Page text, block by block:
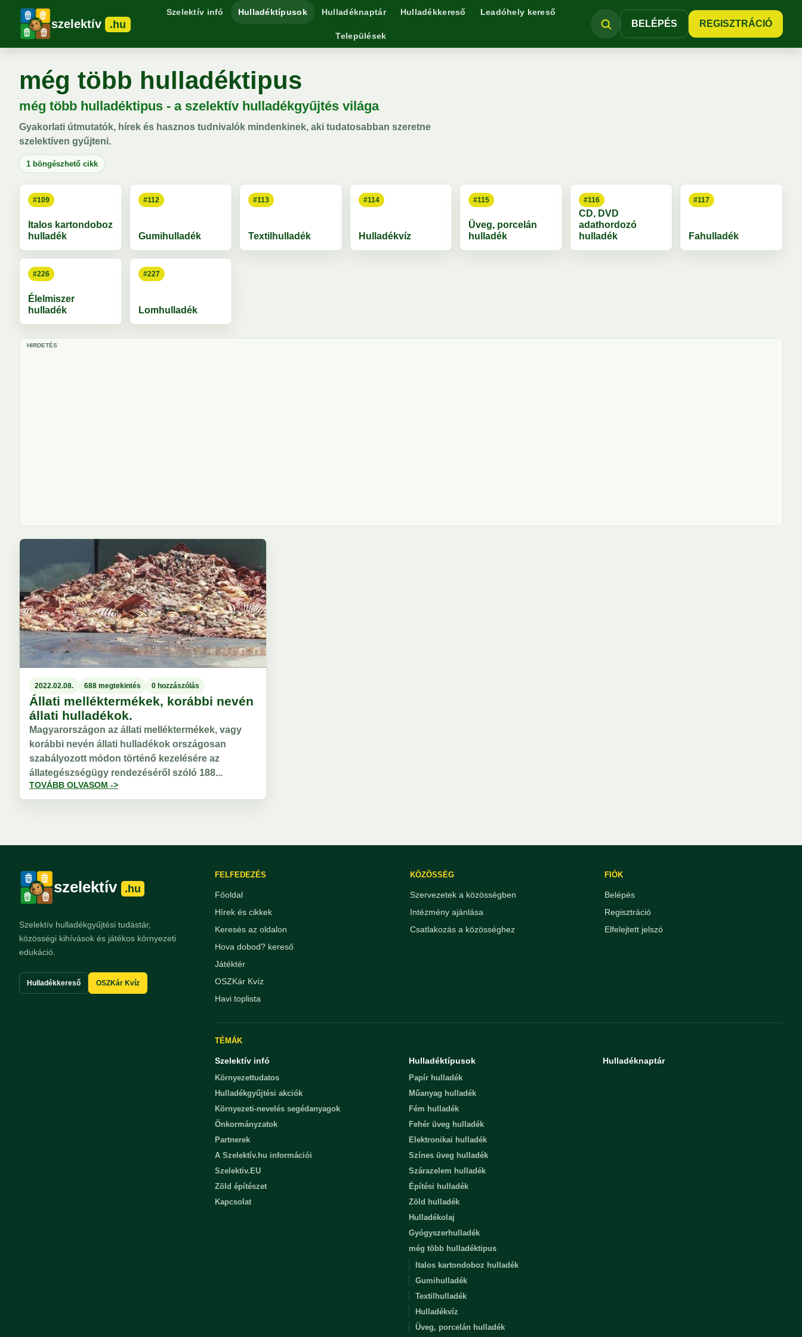
szelektív .hu
Szelektív infó Hulladéktípusok Hulladéknaptár Hulladékkereső Leadóhely kereső
Települések
BELÉPÉS REGISZTRÁCIÓ
még több hulladéktipus
még több hulladéktipus - a szelektív hulladékgyűjtés világa
Gyakorlati útmutatók, hírek és hasznos tudnivalók mindenkinek, aki tudatosabban szeretne
szelektíven gyűjteni.
1 böngészhető cikk
#109
Italos kartondoboz
hulladék
#112
Gumihulladék
#113
Textilhulladék
#114
Hulladékvíz
#115
Üveg, porcelán
hulladék
#116
CD, DVD
adathordozó
hulladék
#117
Fahulladék
#226
Élelmiszer
hulladék
#227
Lomhulladék
HIRDETÉS
2022.02.08. 688 megtekintés 0 hozzászólás
Állati melléktermékek, korábbi nevén
állati hulladékok.
Magyarországon az állati melléktermékek, vagy
korábbi nevén állati hulladékok országosan
szabályozott módon történő kezelésére az
állategészségügy rendezéséről szóló 188...
TOVÁBB OLVASOM ->
szelektív .hu
Szelektív hulladékgyűjtési tudástár,
közösségi kihívások és játékos környezeti
edukáció.
Hulladékkereső OSZKár Kvíz
FELFEDEZÉS
Főoldal
Hírek és cikkek
Keresés az oldalon
Hova dobod? kereső
Játéktér
OSZKár Kvíz
Havi toplista
KÖZÖSSÉG
Szervezetek a közösségben
Intézmény ajánlása
Csatlakozás a közösséghez
FIÓK
Belépés
Regisztráció
Elfelejtett jelszó
TÉMÁK
Szelektív infó
Környezettudatos
Hulladékgyűjtési akciók
Környezeti-nevelés segédanyagok
Önkormányzatok
Partnerek
A Szelektív.hu információi
Szelektiv.EU
Zöld építészet
Kapcsolat
Hulladéktípusok
Papír hulladék
Műanyag hulladék
Fém hulladék
Fehér üveg hulladék
Elektronikai hulladék
Színes üveg hulladék
Szárazelem hulladék
Építési hulladék
Zöld hulladék
Hulladékolaj
Gyógyszerhulladék
még több hulladéktipus
Italos kartondoboz hulladék
Gumihulladék
Textilhulladék
Hulladékvíz
Üveg, porcelán hulladék
Hulladéknaptár